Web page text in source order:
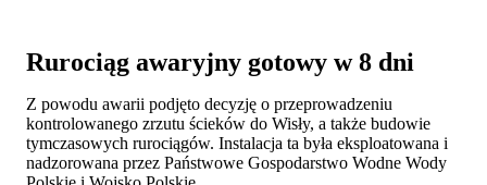
Rurociąg awaryjny gotowy w 8 dni
Z powodu awarii podjęto decyzję o przeprowadzeniu
kontrolowanego zrzutu ścieków do Wisły, a także budowie
tymczasowych rurociągów. Instalacja ta była eksploatowana i
nadzorowana przez Państwowe Gospodarstwo Wodne Wody